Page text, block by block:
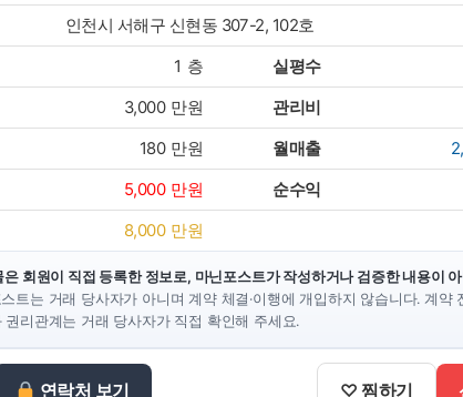
인천시 서해구 신현동 307-2, 102호
1 층 실평수
3,000 만원 관리비
180 만원 월매출
5,000 만원 순수익
8,000 만원
은 회원이 직접 등록한 정보로, 마닌포스트가 작성하거나 검증한 내용이
트는 거래 당사자가 아니며 계약 체결·이행에 개입하지 않습니다. 계약
권리관계는 거래 당사자가 직접 확인해 주세요.
연락처 보기 ♡ 찜하기